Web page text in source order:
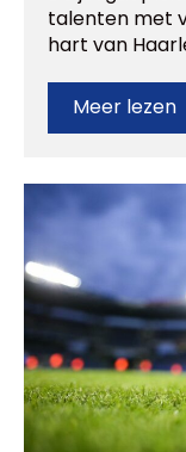
talenten met
hart van
Meer lezen